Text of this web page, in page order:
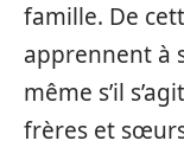
famille. De
apprennent à
même s’il
frères et